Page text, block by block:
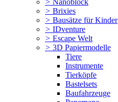
> Nanoblock
> Brixies
> Bausätze für Kinder
> IDventure
> Escape Welt
> 3D Papiermodelle
Tiere
Instrumente
Tierköpfe
Bastelsets
Baufahrzeuge